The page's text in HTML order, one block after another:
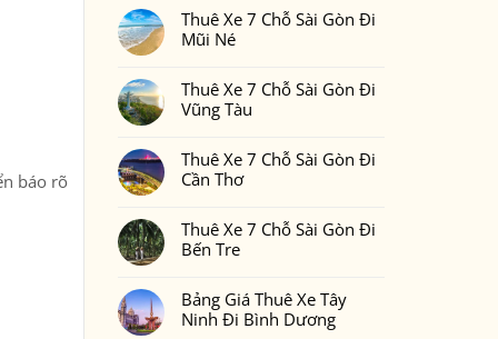
báo rõ
Bình
Phước
7
Chỗ
Sài
Đà
Lạt
bình
luận
ở
7
Chỗ
Sài
Nha
Trang
Thuê Xe 7 Chỗ Sài Gòn Đi
Mũi Né
bình
luận
ở
7
Chỗ
Sài
Mũi
Né
Thuê Xe 7 Chỗ Sài Gòn Đi
Vũng Tàu
bình
luận
ở
7
Chỗ
Sài
Vũng
Tàu
Thuê Xe 7 Chỗ Sài Gòn Đi
Cần Thơ
bình
luận
ở
7
Chỗ
Sài
Thuê Xe 7 Chỗ Sài Gòn Đi
Bến Tre
bình
luận
ở
Bảng Giá Thuê Xe Tây
Ninh Đi Bình Dương